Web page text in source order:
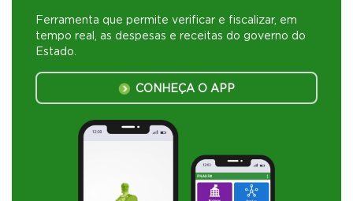
Ferramenta que permite verificar e fiscalizar, em
tempo real, as despesas e receitas do governo do
Estado.
CONHEÇA O APP